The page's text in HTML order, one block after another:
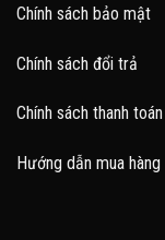
Chính sách bảo mật
Chính sách đổi trả
Chính sách thanh toán
Hướng dẫn mua hàng